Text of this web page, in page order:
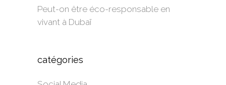
Peut-on être éco-responsable en
vivant à Dubaï
catégories